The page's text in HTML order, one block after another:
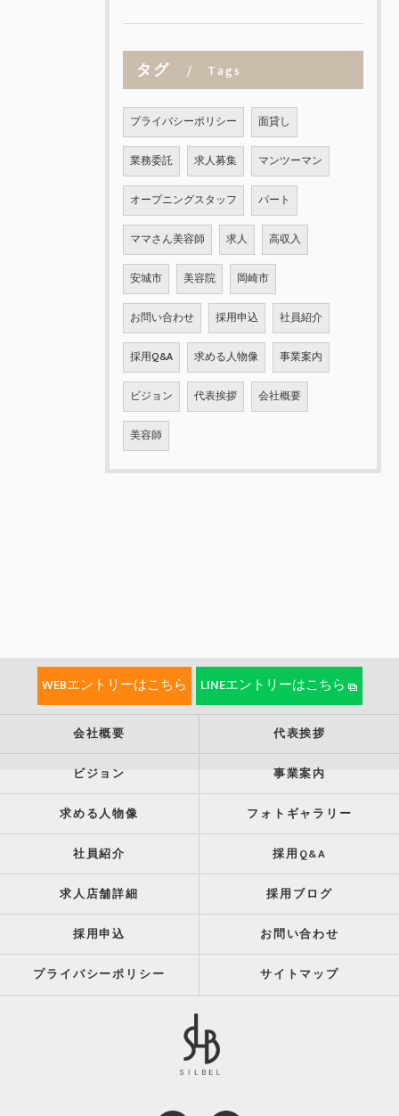
タグ Tags
プライバシーポリシー 面貸し
業務委託 求人募集 マンツーマン
オープニングスタッフ パート
ママさん美容師 求人 高収入
安城市 美容院 岡崎市
お問い合わせ 採用申込 社員紹介
採用Q&A 求める人物像 事業案内
ビジョン 代表挨拶 会社概要
美容師
WEBエントリーはこちら LINEエントリーはこちら
会社概要 代表挨拶
ビジョン 事業案内
求める人物像 フォトギャラリー
社員紹介 採用Q&A
求人店舗詳細 採用ブログ
採用申込 お問い合わせ
プライバシーポリシー サイトマップ